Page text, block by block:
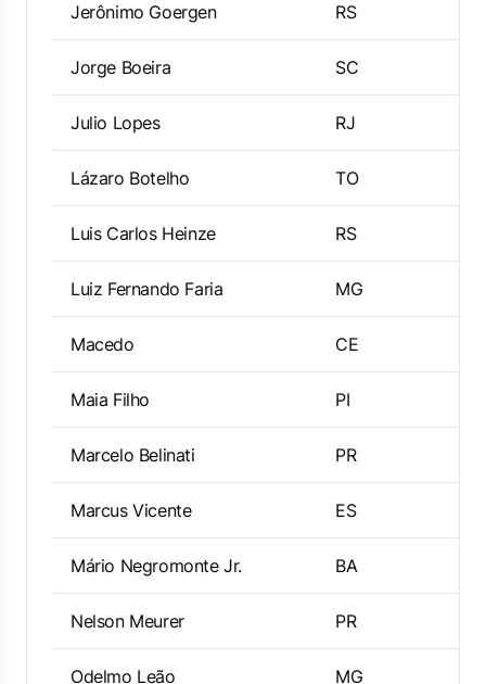
Jerônimo Goergen RS
Jorge Boeira SC
Julio Lopes RJ
Lázaro Botelho TO
Luis Carlos Heinze RS
Luiz Fernando Faria MG
Macedo CE
Maia Filho PI
Marcelo Belinati PR
Marcus Vicente ES
Mário Negromonte Jr. BA
Nelson Meurer PR
Odelmo Leão MG